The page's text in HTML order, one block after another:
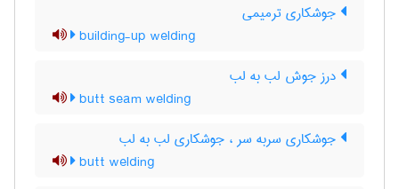
جوشکاری ترمیمی
building-up welding
درز جوش لب به لب
butt seam welding
جوشکاری سربه سر ، جوشکاری لب به لب
butt welding